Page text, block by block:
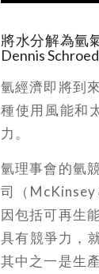
將水分解為氫
Dennis
氫經濟即將到
種使用風能和
力。
氫理事會的氫
司（
因包括可再生
具有競爭力，
其中之一是生